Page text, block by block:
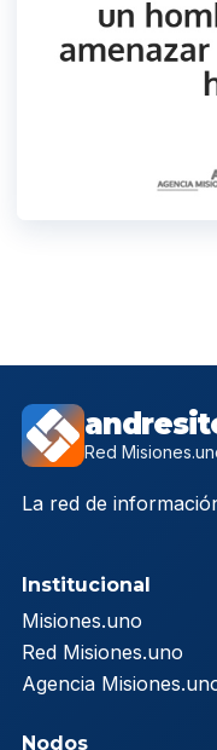
Red
La red de
Institucional
Misiones.uno
Red Misiones.uno
Agencia
Nodos